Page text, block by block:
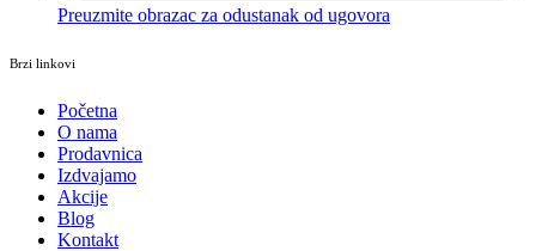
Preuzmite obrazac za odustanak od ugovora
Brzi linkovi
Početna
O nama
Prodavnica
Izdvajamo
Akcije
Blog
Kontakt